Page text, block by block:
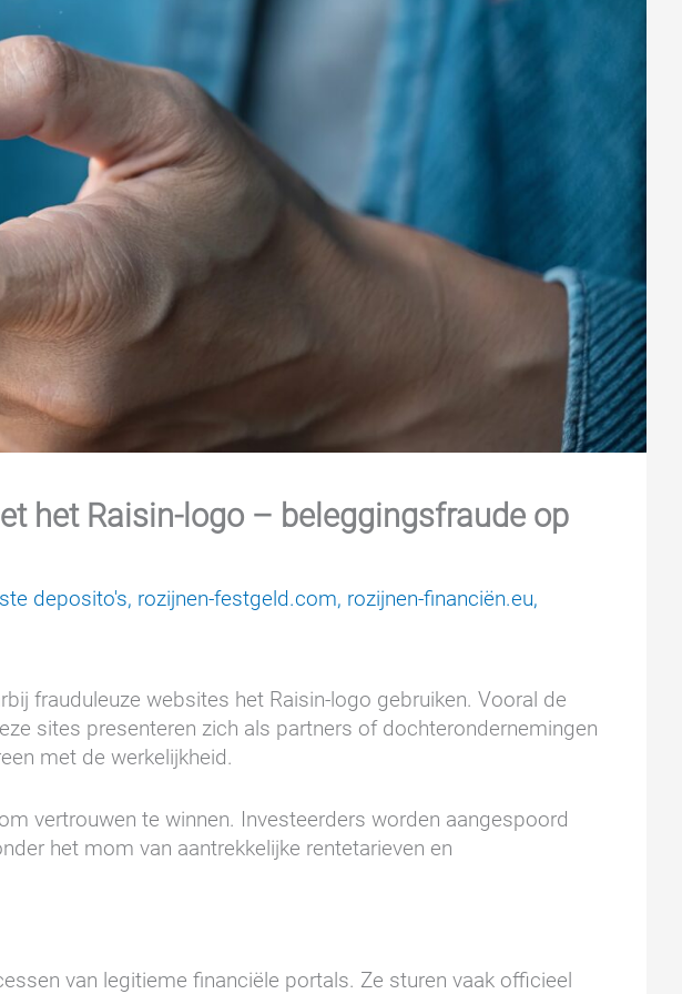
het Raisin-logo – beleggingsfraude op
deposito's, rozijnen-festgeld.com, rozijnen-financiën.eu,
frauduleuze websites het Raisin-logo gebruiken. Vooral de
sites presenteren zich als partners of dochterondernemingen
met de werkelijkheid.
vertrouwen te winnen. Investeerders worden aangespoord
het mom van aantrekkelijke rentetarieven en
van legitieme financiële portals. Ze sturen vaak officieel